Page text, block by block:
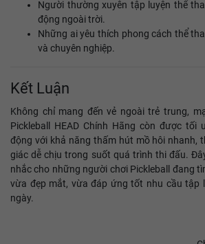
Người thường xuyên tập luyện thể
động ngoài trời.
Những ai yêu thích phong cách thể
và chuyên nghiệp.
Kết Luận
Không chỉ mang đến vẻ ngoài trẻ trung,
Pickleball HEAD Chính Hãng còn được tối
động với khả năng thấm hút mồ hôi nhanh,
giác dễ chịu trong suốt quá trình thi đấu.
nhắc cho những người chơi Pickleball đang
vừa đẹp mắt, vừa đáp ứng tốt nhu cầu tập
ngày.